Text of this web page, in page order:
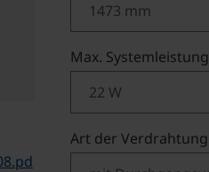
Max. Systemleistung
Art der Verdrahtung